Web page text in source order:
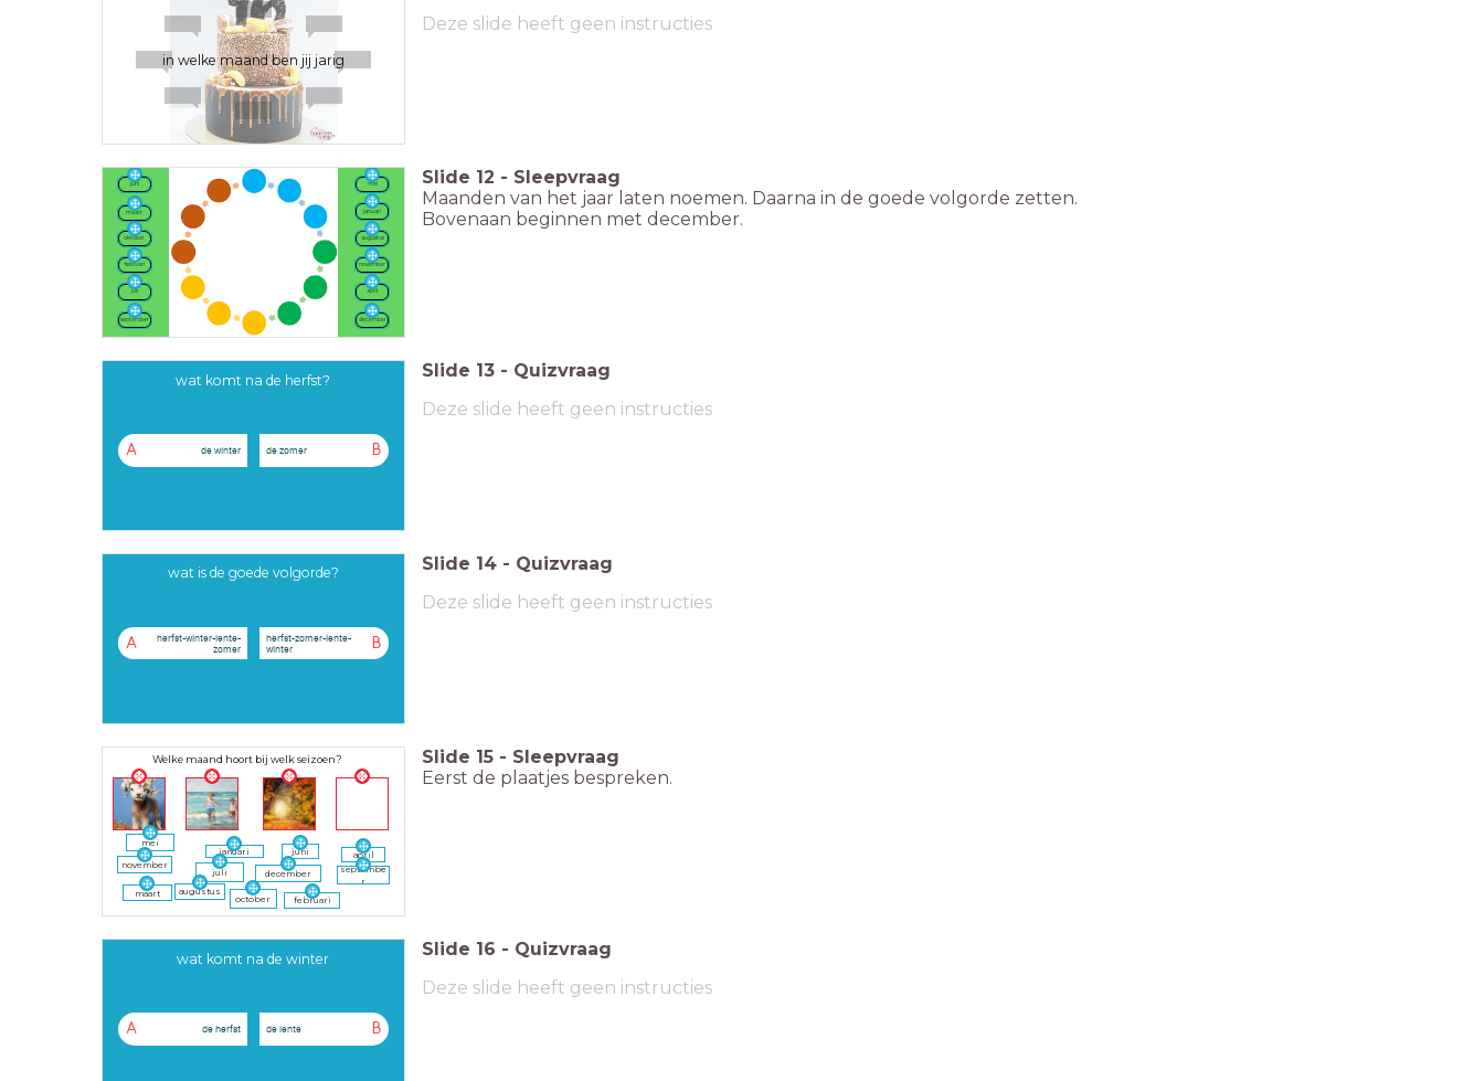
in welke maand ben jij jarig
Deze slide heeft geen instructies
mei
januari
augustus
november
april
december
juni
maart
oktober
februari
juli
september
Slide 12 - Sleepvraag
Maanden van het jaar laten noemen. Daarna in de goede volgorde zetten.
Bovenaan beginnen met december.
wat komt na de herfst?
A de winter B
de zomer
Slide 13 - Quizvraag
Deze slide heeft geen instructies
wat is de goede volgorde?
A
herfst-winter-lente-
zomer
B
herfst-zomer-lente-
winter
Slide 14 - Quizvraag
Deze slide heeft geen instructies
Welke maand hoort bij welk seizoen?
januari
februari
maart
april
mei
juni
juli
augustus
septembe
r
october
november
december
Slide 15 - Sleepvraag
Eerst de plaatjes bespreken.
wat komt na de winter
A de herfst B
de lente
Slide 16 - Quizvraag
Deze slide heeft geen instructies